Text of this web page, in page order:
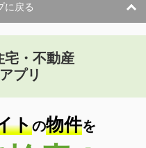
市赤田
に戻る
宅・不動産
アプリ
トの物件を